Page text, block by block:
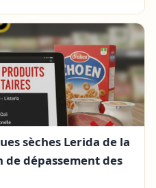
sèches Lerida de la
de dépassement des